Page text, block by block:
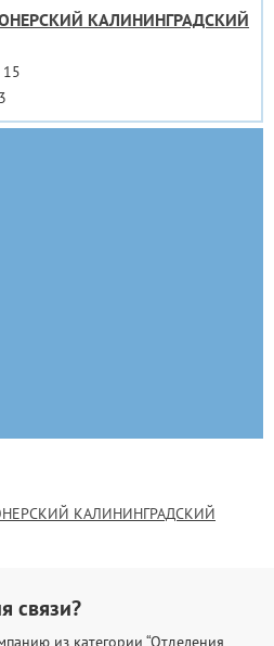
КАЛИНИНГРАДСКИЙ
КАЛИНИНГРАДСКИЙ
связи?
из категории “Отделения